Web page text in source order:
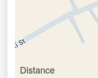
Distance